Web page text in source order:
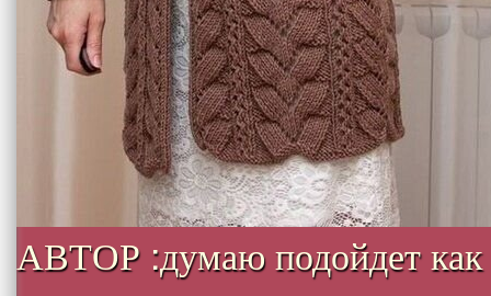
АВТОР :думаю подойдет как